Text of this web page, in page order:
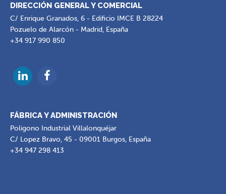
DIRECCIÓN GENERAL Y COMERCIAL
C/ Enrique Granados, 6 - Edificio IMCE B 28224
Pozuelo de Alarcón - Madrid, España
+34 917 990 850
FÁBRICA Y ADMINISTRACIÓN
Poligono Industrial Villalonquéjar
C/ Lopez Bravo, 45 - 09001 Burgos, España
+34 947 298 413